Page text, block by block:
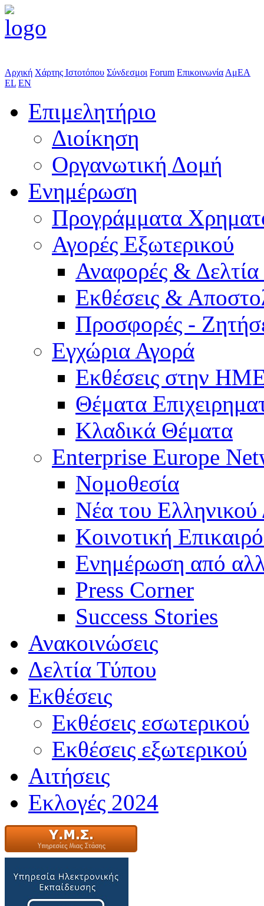
Αρχική Χάρτης Ιστοτόπου Σύνδεσμοι Forum Επικοινωνία ΑμΕΑ
EL EN
Επιμελητήριο
Διοίκηση
Οργανωτική Δομή
Ενημέρωση
Προγράμματα
Αγορές Εξωτερικού
Αναφορές &
Εκθέσεις &
Προσφορές -
Εγχώρια Αγορά
Εκθέσεις στην
Θέματα
Κλαδικά Θέματα
Enterprise Europe
Νομοθεσία
Νέα του Ελληνικού
Κοινοτική
Ενημέρωση από
Press Corner
Success Stories
Ανακοινώσεις
Δελτία Τύπου
Εκθέσεις
Εκθέσεις εσωτερικού
Εκθέσεις εξωτερικού
Αιτήσεις
Εκλογές 2024